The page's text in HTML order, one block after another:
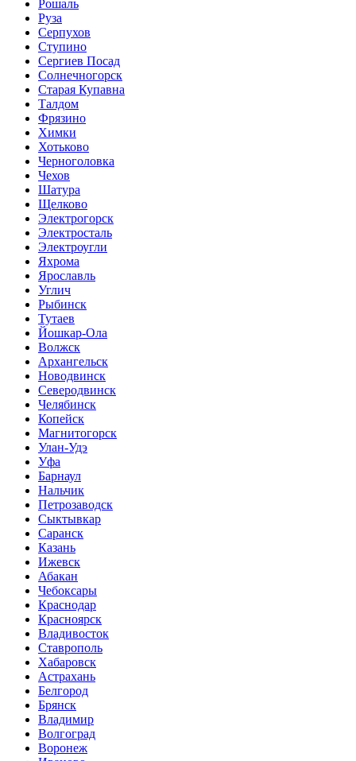
Рошаль
Руза
Серпухов
Ступино
Сергиев Посад
Солнечногорск
Старая Купавна
Талдом
Фрязино
Химки
Хотьково
Черноголовка
Чехов
Шатура
Щелково
Электрогорск
Электросталь
Электроугли
Яхрома
Ярославль
Углич
Рыбинск
Тутаев
Йошкар-Ола
Волжск
Архангельск
Новодвинск
Северодвинск
Челябинск
Копейск
Магнитогорск
Улан-Удэ
Уфа
Барнаул
Нальчик
Петрозаводск
Сыктывкар
Саранск
Казань
Ижевск
Абакан
Чебоксары
Краснодар
Красноярск
Владивосток
Ставрополь
Хабаровск
Астрахань
Белгород
Брянск
Владимир
Волгоград
Воронеж